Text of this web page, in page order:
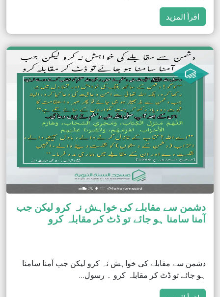
اقرأ المزيد
دشمن سے مقابلے کی خواہش نہ کرو لیکن جب
آمنا سامنا ہو جائے تو ڈٹ کر مقابلہ کرو
دشمن سے مقابلے کی خواہش نہ کرو لیکن جب آمنا سامنا
ہو جائے تو ڈٹ کر مقابلہ کرو ۔ رسول…